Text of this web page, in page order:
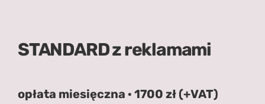
STANDARD z reklamami
opłata miesięczna · 1700 zł (+VAT)